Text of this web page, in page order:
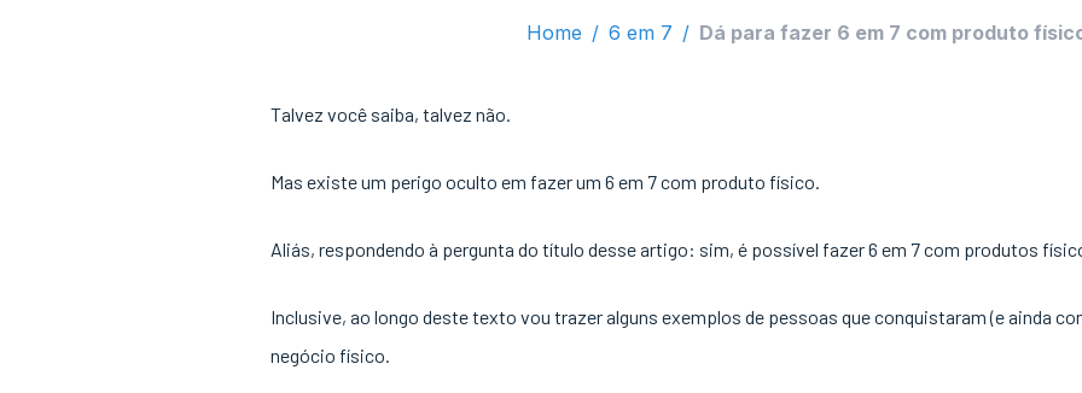
Home / 6 em 7 / Dá para fazer 6 em 7 com produto
Talvez você saiba, talvez não.
Mas existe um perigo oculto em fazer um 6 em 7 com produto físico.
Aliás, respondendo à pergunta do título desse artigo: sim, é possível fazer 6 em 7 com produtos
Inclusive, ao longo deste texto vou trazer alguns exemplos de pessoas que conquistaram (e ainda
negócio físico.